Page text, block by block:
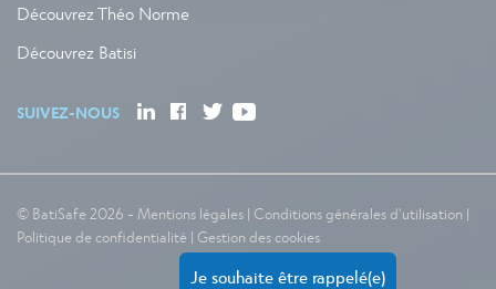
Je souhaite être rappelé(e)
Découvrez Théo Norme
Découvrez Batisi
SUIVEZ-NOUS
© BatiSafe 2026 - Mentions légales | Conditions générales d'utilisation |
Politique de confidentialité | Gestion des cookies